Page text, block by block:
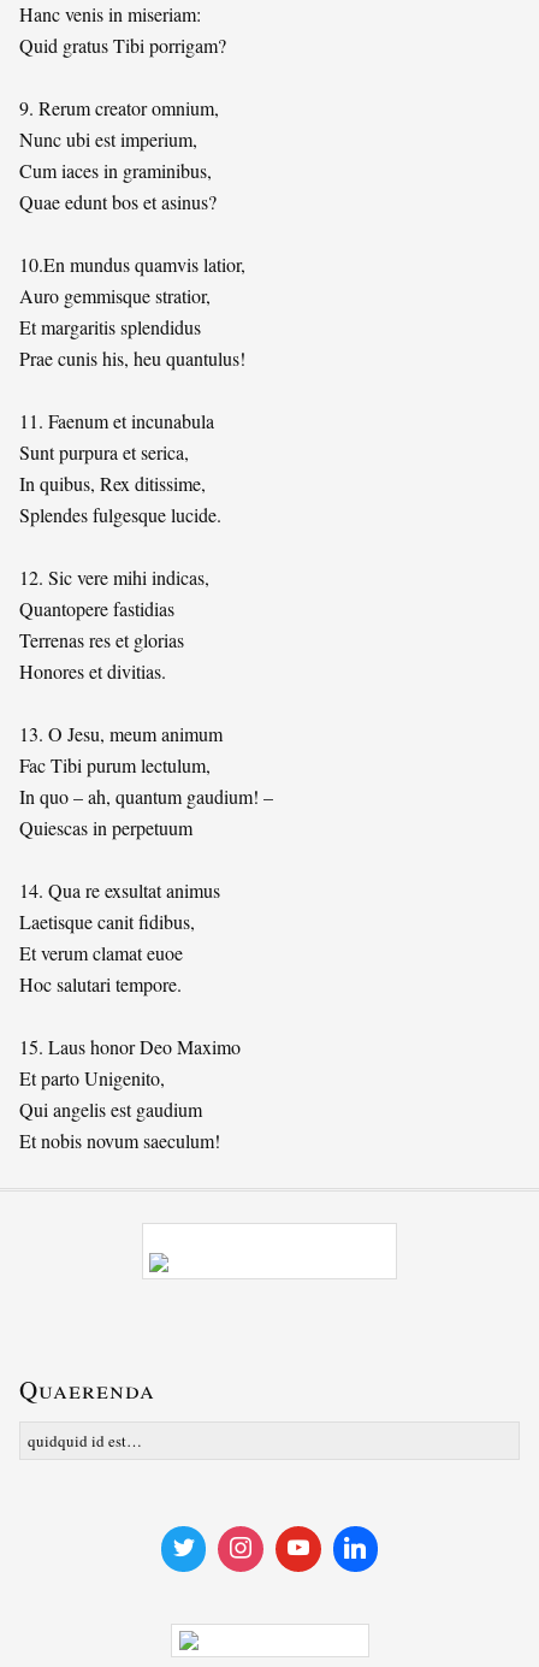
Hanc venis in miseriam:
Quid gratus Tibi porrigam?
9. Rerum creator omnium,
Nunc ubi est imperium,
Cum iaces in graminibus,
Quae edunt bos et asinus?
10.En mundus quamvis latior,
Auro gemmisque stratior,
Et margaritis splendidus
Prae cunis his, heu quantulus!
11. Faenum et incunabula
Sunt purpura et serica,
In quibus, Rex ditissime,
Splendes fulgesque lucide.
12. Sic vere mihi indicas,
Quantopere fastidias
Terrenas res et glorias
Honores et divitias.
13. O Jesu, meum animum
Fac Tibi purum lectulum,
In quo – ah, quantum gaudium! –
Quiescas in perpetuum
14. Qua re exsultat animus
Laetisque canit fidibus,
Et verum clamat euoe
Hoc salutari tempore.
15. Laus honor Deo Maximo
Et parto Unigenito,
Qui angelis est gaudium
Et nobis novum saeculum!
Quaerenda